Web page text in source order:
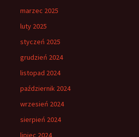
marzec 2025
luty 2025
styczeń 2025
grudzień 2024
listopad 2024
październik 2024
wrzesień 2024
sierpień 2024
lipiec 2024